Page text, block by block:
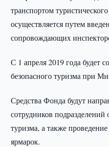
транспортом
осуществляется путем
сопровождающих
С 1 апреля 2019 года будет
безопасного туризма при
Средства Фонда будут
сотрудников подразделений
туризма, а также
ярмарок.